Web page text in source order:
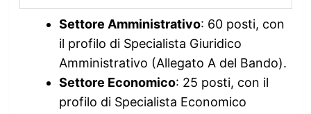
Settore Amministrativo: 60 posti, con
il profilo di Specialista Giuridico
Amministrativo (Allegato A del Bando).
Settore Economico: 25 posti, con il
profilo di Specialista Economico